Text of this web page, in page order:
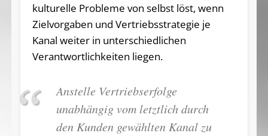
kulturelle Probleme von selbst löst, wenn
Zielvorgaben und Vertriebsstrategie je
Kanal weiter in unterschiedlichen
Verantwortlichkeiten liegen.
Anstelle Vertriebserfolge
unabhängig vom letztlich durch
den Kunden gewählten Kanal zu